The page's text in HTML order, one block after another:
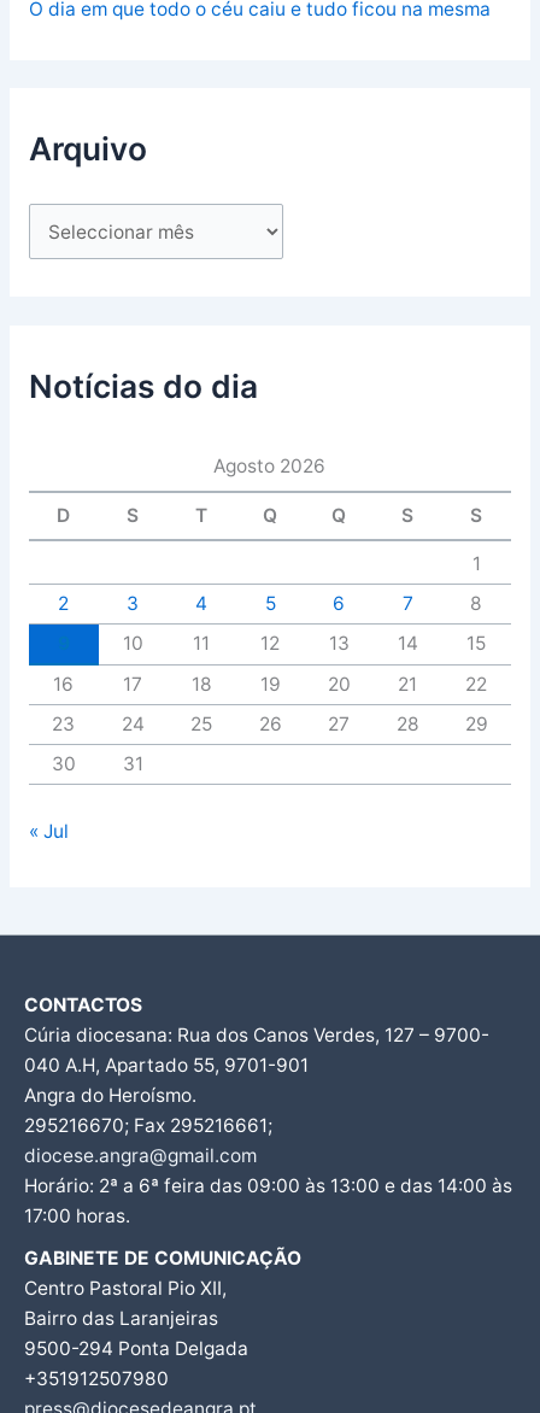
O dia em que todo o céu caiu e tudo ficou na mesma
Arquivo
Notícias do dia
Agosto 2026
D S T Q Q S S
1
2
3 4 5 6 7
8
10 11 12 13 14
15
16
17 18 19 20 21
22
23
24 25 26 27 28
29
30
31
« Jul
CONTACTOS
Cúria diocesana: Rua dos Canos Verdes, 127 – 9700-
040 A.H, Apartado 55, 9701-901
Angra do Heroísmo.
295216670; Fax 295216661;
diocese.angra@gmail.com
Horário: 2ª a 6ª feira das 09:00 às 13:00 e das 14:00 às
17:00 horas.
GABINETE DE COMUNICAÇÃO
Centro Pastoral Pio XII,
Bairro das Laranjeiras
9500-294 Ponta Delgada
+351912507980